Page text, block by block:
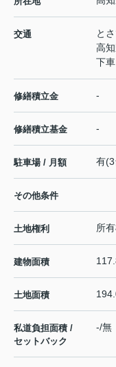
交通 と
高
下
修繕積立金 -
修繕積立基金 -
駐車場 / 月額 有
その他条件
土地権利 所
建物面積
土地面積
私道負担面積 /
セットバック
-/無